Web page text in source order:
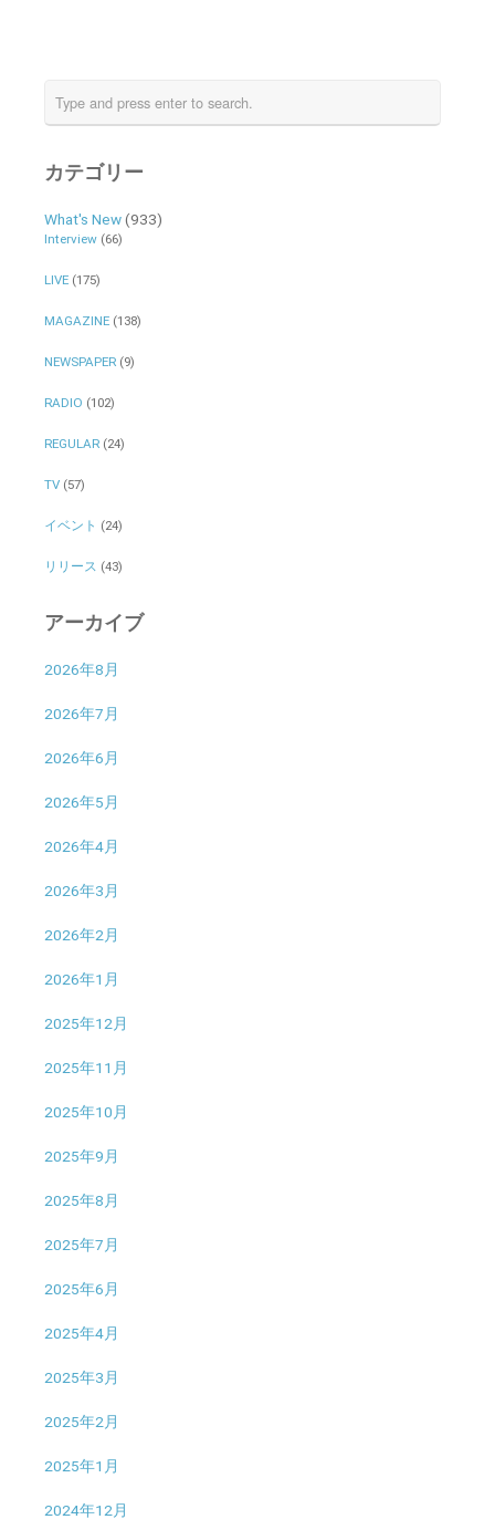
カテゴリー
What's New(933)
Interview(66)
LIVE(175)
MAGAZINE(138)
NEWSPAPER(9)
RADIO (102)
REGULAR(24)
TV(57)
イベント (24)
リリース (43)
アーカイブ
2026年8月
2026年7月
2026年6月
2026年5月
2026年4月
2026年3月
2026年2月
2026年1月
2025年12月
2025年11月
2025年10月
2025年9月
2025年8月
2025年7月
2025年6月
2025年4月
2025年3月
2025年2月
2025年1月
2024年12月